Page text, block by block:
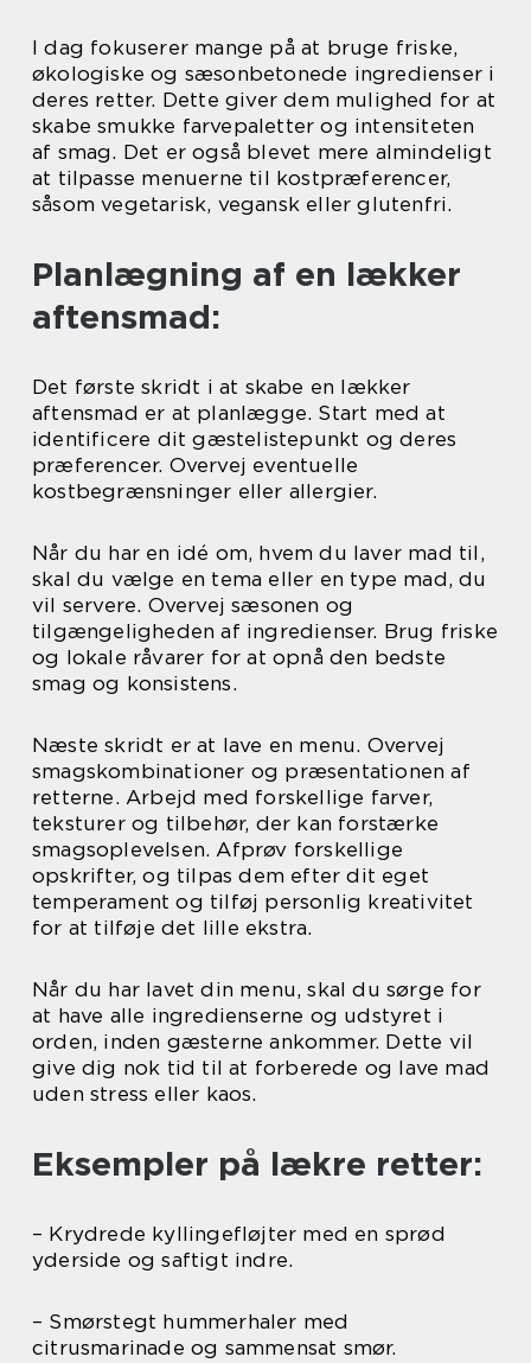
I dag fokuserer mange på at bruge friske,
økologiske og sæsonbetonede ingredienser i
deres retter. Dette giver dem mulighed for at
skabe smukke farvepaletter og intensiteten
af smag. Det er også blevet mere almindeligt
at tilpasse menuerne til kostpræferencer,
såsom vegetarisk, vegansk eller glutenfri.
Planlægning af en lækker
aftensmad:
Det første skridt i at skabe en lækker
aftensmad er at planlægge. Start med at
identificere dit gæstelistepunkt og deres
præferencer. Overvej eventuelle
kostbegrænsninger eller allergier.
Når du har en idé om, hvem du laver mad til,
skal du vælge en tema eller en type mad, du
vil servere. Overvej sæsonen og
tilgængeligheden af ingredienser. Brug friske
og lokale råvarer for at opnå den bedste
smag og konsistens.
Næste skridt er at lave en menu. Overvej
smagskombinationer og præsentationen af
retterne. Arbejd med forskellige farver,
teksturer og tilbehør, der kan forstærke
smagsoplevelsen. Afprøv forskellige
opskrifter, og tilpas dem efter dit eget
temperament og tilføj personlig kreativitet
for at tilføje det lille ekstra.
Når du har lavet din menu, skal du sørge for
at have alle ingredienserne og udstyret i
orden, inden gæsterne ankommer. Dette vil
give dig nok tid til at forberede og lave mad
uden stress eller kaos.
Eksempler på lækre retter:
– Krydrede kyllingefløjter med en sprød
yderside og saftigt indre.
– Smørstegt hummerhaler med
citrusmarinade og sammensat smør.